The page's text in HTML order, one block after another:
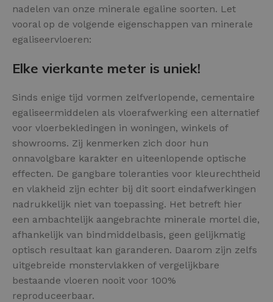
nadelen van onze minerale egaline soorten. Let
vooral op de volgende eigenschappen van minerale
egaliseervloeren:
Elke vierkante meter is uniek!
Sinds enige tijd vormen zelfverlopende, cementaire
egaliseermiddelen als vloerafwerking een alternatief
voor vloerbekledingen in woningen, winkels of
showrooms. Zij kenmerken zich door hun
onnavolgbare karakter en uiteenlopende optische
effecten. De gangbare toleranties voor kleurechtheid
en vlakheid zijn echter bij dit soort eindafwerkingen
nadrukkelijk niet van toepassing. Het betreft hier
een ambachtelijk aangebrachte minerale mortel die,
afhankelijk van bindmiddelbasis, geen gelijkmatig
optisch resultaat kan garanderen. Daarom zijn zelfs
uitgebreide monstervlakken of vergelijkbare
bestaande vloeren nooit voor 100%
reproduceerbaar.